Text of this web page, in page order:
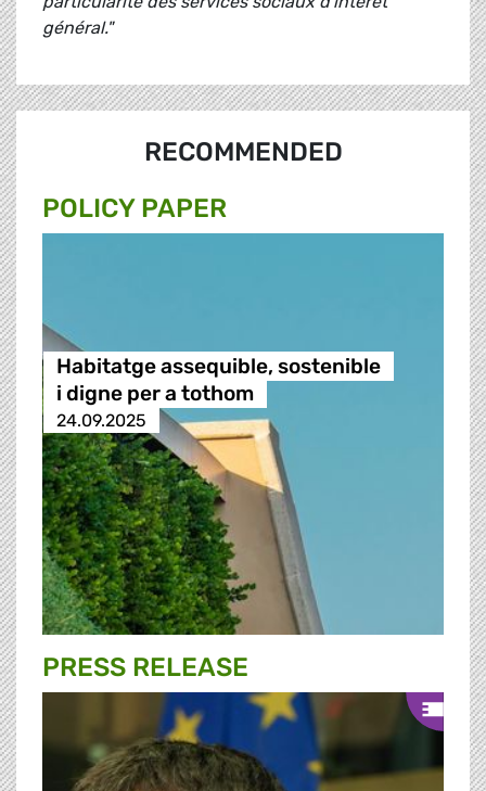
général."
RECOMMENDED
POLICY PAPER
Habitatge assequible, sostenible
i digne per a tothom
24.09.2025
PRESS RELEASE